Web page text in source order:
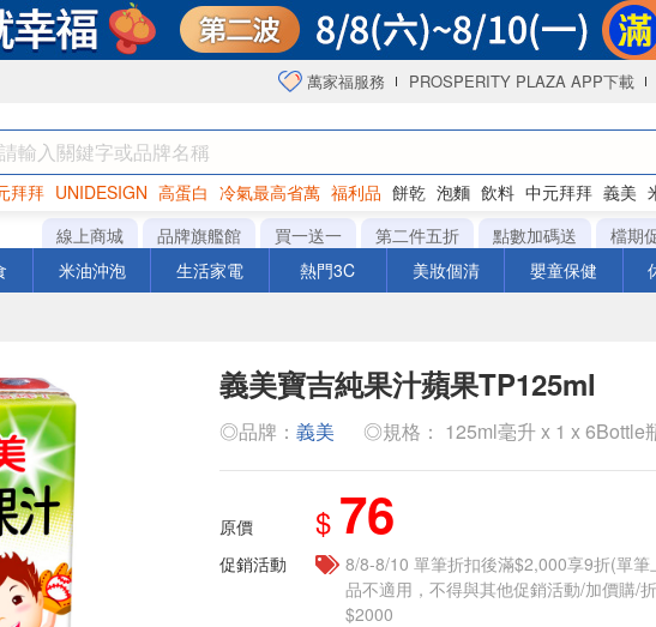
萬家福服務 PROSPERITY PLAZA APP下載
拜拜 UNIDESIGN 高蛋白 冷氣最高省萬 福利品 餅乾 泡麵 飲料 中元拜拜 義美
罐頭 咖啡 海苔
線上商城 品牌旗艦館 買一送一 第二件五折 點數加碼送 檔期
米油沖泡 生活家電 熱門3C 美妝個清 嬰童保健
義美寶吉純果汁蘋果TP125ml
◎品牌： 義美 ◎規格： 125ml毫升 x 1 x 6Bottle
原價 $ 76
促銷活動
8/8-8/10 單筆折扣後滿$2,000享9折(單
品不適用，不得與其他促銷活動/加價購/
$2000